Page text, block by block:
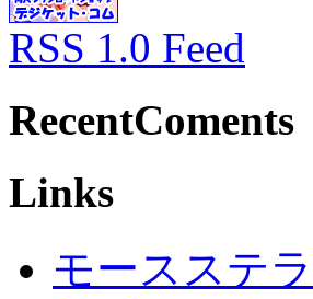
RSS 1.0 Feed
RecentComents
Links
モースステ